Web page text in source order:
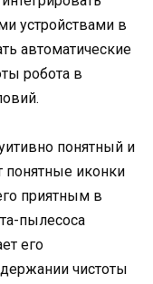
устройствами в
автоматические
робота в
понятный и
понятные иконки
приятным в
пылесоса
его
чистоты